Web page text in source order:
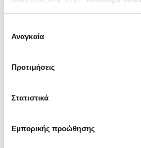
ενδιαφέρουν και να επιλέξετε από
΄΄και να
συγκατάθεσης
Αναγκαία
Προτιμήσεις
Στατιστικά
Εμπορικής προώθησης